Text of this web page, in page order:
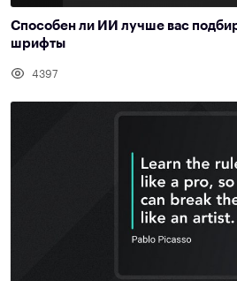
Способен ли ИИ лучше вас
шрифты
4397